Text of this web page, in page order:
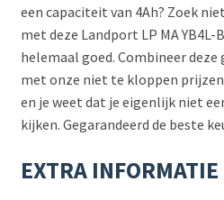
een capaciteit van 4Ah? Zoek
met deze Landport LP MA YB4L-
helemaal goed. Combineer deze
met onze niet te kloppen prijzen
en je weet dat je eigenlijk niet
kijken. Gegarandeerd de beste
EXTRA INFORMATIE